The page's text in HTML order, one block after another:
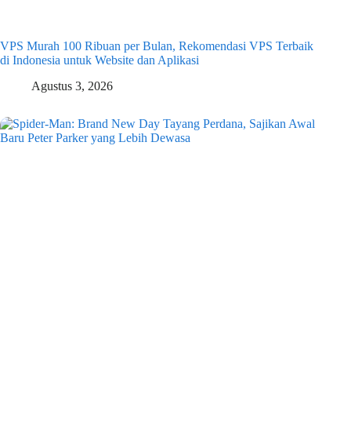
VPS Murah 100 Ribuan per Bulan, Rekomendasi VPS Terbaik
di Indonesia untuk Website dan Aplikasi
Agustus 3, 2026